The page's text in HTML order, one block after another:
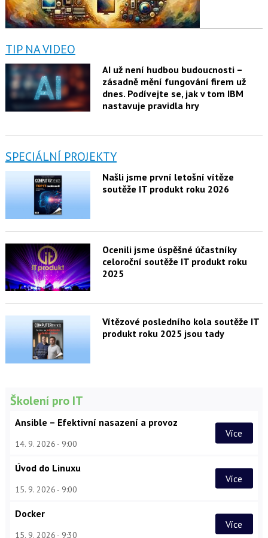
TIP NA VIDEO
AI už není hudbou budoucnosti –
zásadně mění fungování firem už
dnes. Podívejte se, jak v tom IBM
nastavuje pravidla hry
SPECIÁLNÍ PROJEKTY
Našli jsme první letošní vítěze
soutěže IT produkt roku 2026
Ocenili jsme úspěšné účastníky
celoroční soutěže IT produkt roku
2025
Vítězové posledního kola soutěže IT
produkt roku 2025 jsou tady
Školení pro IT
Ansible – Efektivní nasazení a provoz
14. 9. 2026 9:00
Více
Úvod do Linuxu
15. 9. 2026 9:00
Více
Docker
15. 9. 2026 9:30
Více